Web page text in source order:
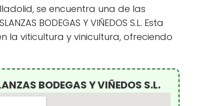
se encuentra una de las
BODEGAS Y VIÑEDOS S.L. Esta
la viticultura y vinicultura, ofreciendo
BODEGAS Y VIÑEDOS S.L.